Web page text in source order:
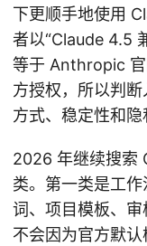
下更顺手地使用
者以“Claude 4.5
等于 Anthropic
方授权，所以判
方式、稳定性和隐
2026 年继续搜索
类。第一类是工
词、项目模板、
不会因为官方默